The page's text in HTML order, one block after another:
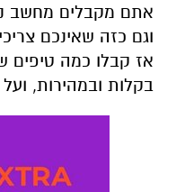
אתם מקבלים מחשב
וגם כזה שאינכם
אז קבלו כמה טיפים
בקלות ובמהירות,